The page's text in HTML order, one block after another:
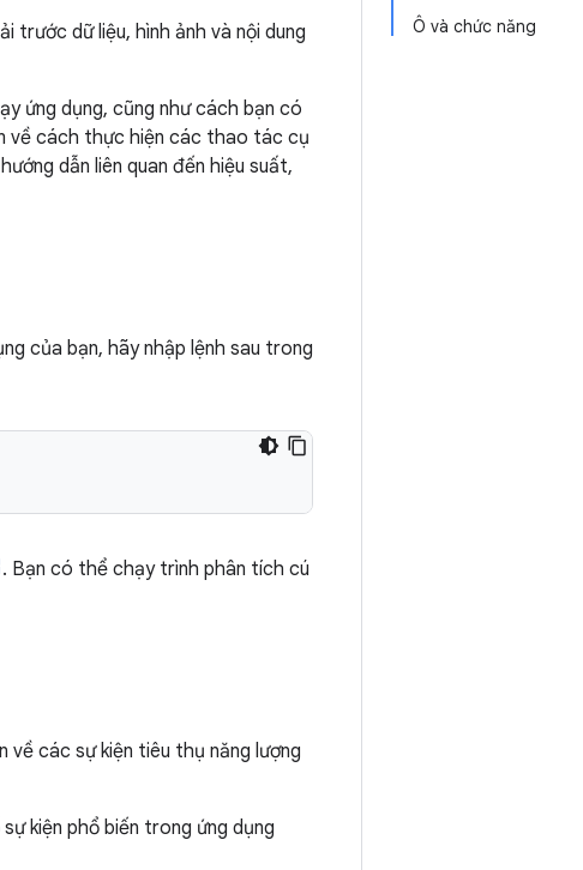
Ô và chức năng
trước dữ liệu, hình ảnh và nội dung
ứng dụng, cũng như cách bạn có
về cách thực hiện các thao tác cụ
dẫn liên quan đến hiệu suất,
của bạn, hãy nhập lệnh sau trong
. Bạn có thể chạy trình phân tích cú
về các sự kiện tiêu thụ năng lượng
kiện phổ biến trong ứng dụng